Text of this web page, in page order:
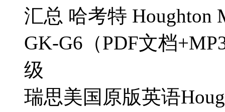
汇总 哈考特 Houghton
GK-G6（PDF文档
级
瑞思美国原版英语